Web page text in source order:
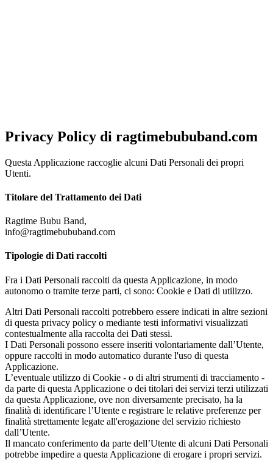
Privacy Policy di ragtimebububand.com
Questa Applicazione raccoglie alcuni Dati Personali dei propri
Utenti.
Titolare del Trattamento dei Dati
Ragtime Bubu Band,
info@ragtimebububand.com
Tipologie di Dati raccolti
Fra i Dati Personali raccolti da questa Applicazione, in modo
autonomo o tramite terze parti, ci sono: Cookie e Dati di utilizzo.
Altri Dati Personali raccolti potrebbero essere indicati in altre sezioni
di questa privacy policy o mediante testi informativi visualizzati
contestualmente alla raccolta dei Dati stessi.
I Dati Personali possono essere inseriti volontariamente dall’Utente,
oppure raccolti in modo automatico durante l'uso di questa
Applicazione.
L’eventuale utilizzo di Cookie - o di altri strumenti di tracciamento -
da parte di questa Applicazione o dei titolari dei servizi terzi utilizzati
da questa Applicazione, ove non diversamente precisato, ha la
finalità di identificare l’Utente e registrare le relative preferenze per
finalità strettamente legate all'erogazione del servizio richiesto
dall’Utente.
Il mancato conferimento da parte dell’Utente di alcuni Dati Personali
potrebbe impedire a questa Applicazione di erogare i propri servizi.